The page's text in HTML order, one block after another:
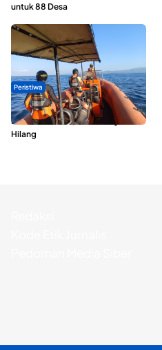
untuk 88 Desa
Peristiwa
Dua Longboat Bertabrakan di
Perairan Taliabu, Satu Nelayan
Hilang